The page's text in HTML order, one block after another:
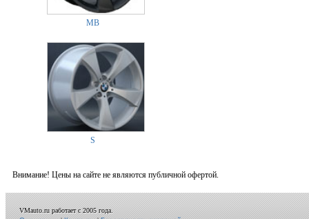
MB
S
Внимание! Цены на сайте не являются публичной офертой.
VMauto.ru работает с 2005 года.